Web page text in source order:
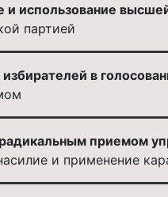
и использование
партией
в
приемом
и применение